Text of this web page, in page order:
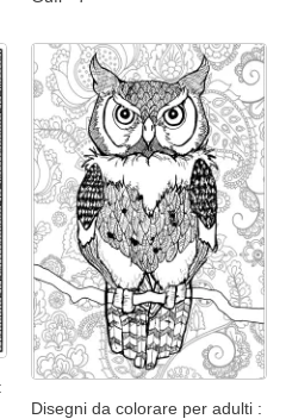
Disegni da colorare per adulti :